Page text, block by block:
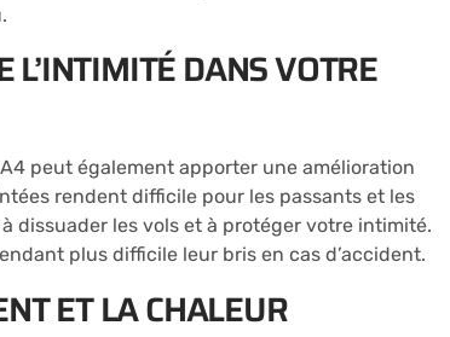
L’INTIMITÉ DANS VOTRE
peut également apporter une amélioration
rendent difficile pour les passants et les
dissuader les vols et à protéger votre intimité.
plus difficile leur bris en cas d’accident.
ET LA CHALEUR